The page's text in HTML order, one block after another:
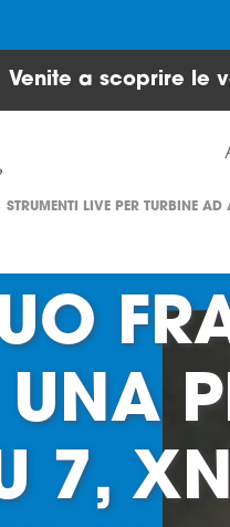
Venite a scoprire le
STRUMENTI LIVE PER TURBINE AD
UNA
7,